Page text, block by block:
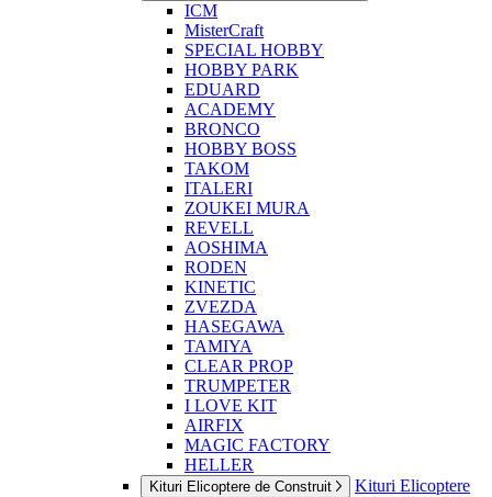
ICM
MisterCraft
SPECIAL HOBBY
HOBBY PARK
EDUARD
ACADEMY
BRONCO
HOBBY BOSS
TAKOM
ITALERI
ZOUKEI MURA
REVELL
AOSHIMA
RODEN
KINETIC
ZVEZDA
HASEGAWA
TAMIYA
CLEAR PROP
TRUMPETER
I LOVE KIT
AIRFIX
MAGIC FACTORY
HELLER
Kituri Elicoptere de Construit
Kituri Elicoptere